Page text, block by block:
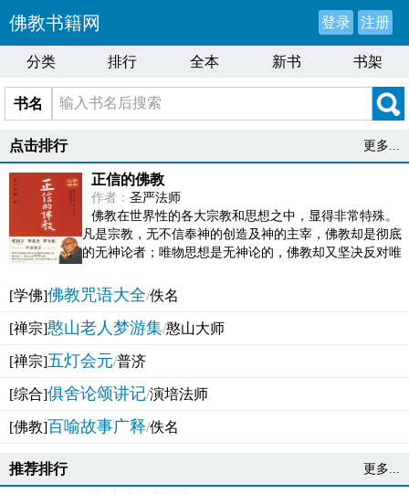
佛教书籍网 登录 注册
分类 排行 全本 新书 书架
书名
点击排行 更多...
正信的佛教
作者： 圣严法师
佛教在世界性的各大宗教和思想之中，显得非常特殊。
凡是宗教，无不信奉神的创造及神的主宰，佛教却是彻底
的无神论者；唯物思想是无神论的，佛教却又坚决反对唯
[学佛]佛教咒语大全/佚名
[禅宗]憨山老人梦游集/憨山大师
[禅宗]五灯会元/普济
[综合]俱舍论颂讲记/演培法师
[佛教]百喻故事广释/佚名
推荐排行 更多...